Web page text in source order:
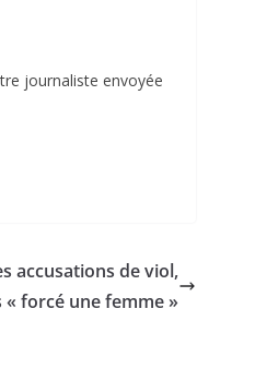
journaliste envoyée
accusations de viol,
« forcé une femme »